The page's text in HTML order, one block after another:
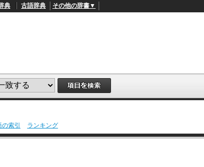
典 古語辞典 その他の辞書▼
索引 ランキング